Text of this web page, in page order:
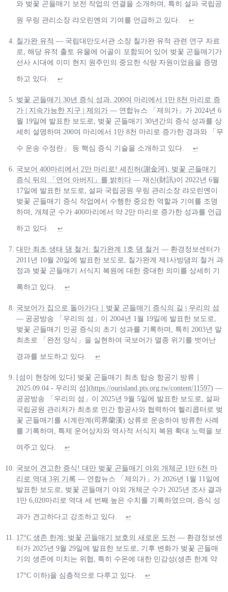
와 벚꽃 곤들매기 보전 작업의 연결을 소개하며, 특히 설파 국립공
원 우링 관리소장 랴오린옌의 기여를 언급하고 있다. ↩
칠가완 유적 — 국립대만도서관 소장 칠가완 유적 관련 연구 자료
로, 해당 유적 출토 유물에 어골이 포함되어 있어 벚꽃 곤들매기가
선사 시대에 이미 현지 원주민의 중요한 식량 자원이었음을 증명
하고 있다. ↩
벚꽃 곤들매기 30년 증식 성과, 200여 마리에서 1만 8천 마리로 증
가 | 지속가능한 지구 | 제의가 — 연합뉴스 「제의가」가 2024년 6
월 19일에 발표한 보도로, 벚꽃 곤들매기 30년간의 증식 성과를 상
세히 설명하며 200여 마리에서 1만 8천 마리로 증가한 경과와 「무
수 운송 수정란」 등 핵심 증식 기술을 소개하고 있다. ↩
국보어 400마리에서 2만 마리로! 셰진허(謝金河), 벚꽃 곤들매기
증식 뒤의 「연어 아버지」를 밝히다 — 재신(財訊)이 2022년 6월
17일에 발표한 보도로, 설파 국립공원 우링 관리소장 랴오린옌이
벚꽃 곤들매기 증식 작업에서 수행한 중요한 역할과 기여를 조명
하며, 개체군 수가 400마리에서 약 2만 마리로 증가한 성과를 언급
하고 있다. ↩
대만 최초 생태 댐 철거: 칠가완계 1호 댐 철거 — 환경정보센터가
2011년 10월 20일에 발표한 보도로, 칠가완계 제1사방댐의 철거 과
정과 벚꽃 곤들매기 서식지 복원에 대한 중대한 의미를 상세히 기
록하고 있다. ↩
국보어가 집으로 돌아가다｜벚꽃 곤들매기 증식의 길 | 우리의 섬
— 공공방송 「우리의 섬」이 2004년 1월 19일에 발표한 보도로,
벚꽃 곤들매기 인공 증식의 초기 성과를 기록하며, 특히 2003년 말
최초로 「완전 양식」을 실현하여 국보어가 멸종 위기를 벗어난
경과를 보도하고 있다. ↩
[섬이 현장에 있다] 벚꽃 곤들매기 최초 탑승 항공기 방류｜
2025.09.04 - 우리의 섬](https://ourisland.pts.org.tw/content/11597) —
공공방송 「우리의 섬」이 2025년 9월 5일에 발표한 보도로, 설파
국립공원 관리처가 최초로 민간 항공사와 협력하여 헬리콥터로 벚
꽃 곤들매기를 시계란계(司界蘭溪) 상류로 운송하여 방류한 사례
를 기록하며, 특제 운어상자와 역사적 서식지 복원 확대 노력을 보
여주고 있다. ↩
국보어 견고한 증식! 대만 벚꽃 곤들매기 야외 개체군 1만 6천 마
리로 역대 3위 기록 — 연합뉴스 「제의가」가 2026년 1월 11일에
발표한 보도로, 벚꽃 곤들매기 야외 개체군 수가 2025년 조사 결과
1만 6,020마리로 역대 세 번째 높은 수치를 기록하였으며, 증식 성
과가 견고하다고 강조하고 있다. ↩
17°C 생존 한계: 벚꽃 곤들매기 보호의 새로운 도전 — 환경정보센
터가 2025년 9월 29일에 발표한 보도로, 기후 변화가 벚꽃 곤들매
기의 생존에 미치는 위협, 특히 수온에 대한 민감성(생존 한계 약
17°C 이하)을 심층적으로 다루고 있다. ↩